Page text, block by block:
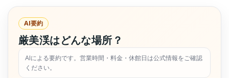
AI要約
厳美渓はどんな場所？
AIによる要約です。営業時間・料金・休館日は公式情報をご確認
ください。